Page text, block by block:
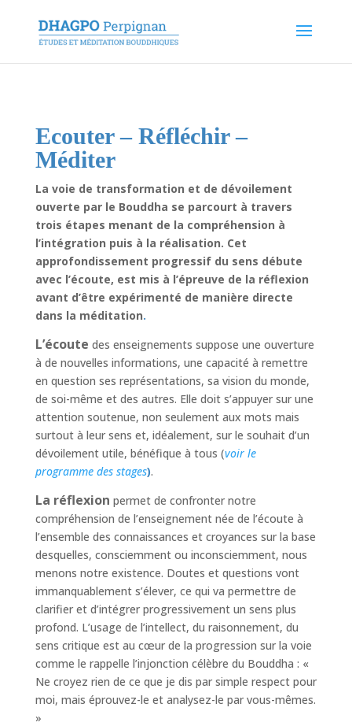
Ecouter – Réfléchir –
Méditer
La voie de transformation et de dévoilement
ouverte par le Bouddha se parcourt à travers
trois étapes menant de la compréhension à
l’intégration puis à la réalisation. Cet
approfondissement progressif du sens débute
avec l’écoute, est mis à l’épreuve de la réflexion
avant d’être expérimenté de manière directe
dans la méditation.
L’écoute des enseignements suppose une ouverture
à de nouvelles informations, une capacité à remettre
en question ses représentations, sa vision du monde,
de soi-même et des autres. Elle doit s’appuyer sur une
attention soutenue, non seulement aux mots mais
surtout à leur sens et, idéalement, sur le souhait d’un
dévoilement utile, bénéfique à tous (voir le
programme des stages).
La réflexion permet de confronter notre
compréhension de l’enseignement née de l’écoute à
l’ensemble des connaissances et croyances sur la base
desquelles, consciemment ou inconsciemment, nous
menons notre existence. Doutes et questions vont
immanquablement s’élever, ce qui va permettre de
clarifier et d’intégrer progressivement un sens plus
profond. L’usage de l’intellect, du raisonnement, du
sens critique est au cœur de la progression sur la voie
comme le rappelle l’injonction célèbre du Bouddha : «
Ne croyez rien de ce que je dis par simple respect pour
moi, mais éprouvez-le et analysez-le par vous-mêmes.
»